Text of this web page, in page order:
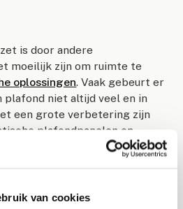
van cookies
is door andere
moeilijk zijn om ruimte te
oplossingen. Vaak gebeurt er
plafond niet altijd veel en in
een grote verbetering zijn
plafondpanelen en
toe te passen. Wanneer je een
ruimte. Heroverweeg de